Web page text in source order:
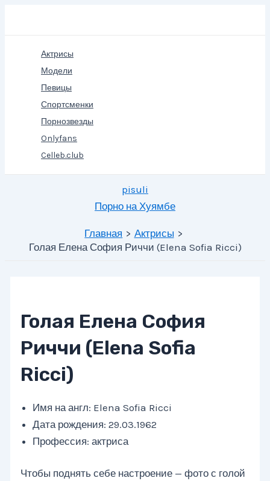
Актрисы
Модели
Певицы
Спортсменки
Порнозвезды
Onlyfans
Celleb.club
pisuli
Порно на Хуямбе
Главная
Актрисы
Голая Елена София Риччи (Elena Sofia Ricci)
Голая Елена София
Риччи (Elena Sofia
Ricci)
Имя на англ: Elena Sofia Ricci
Дата рождения: 29.03.1962
Профессия: актриса
Чтобы поднять себе настроение — фото с голой